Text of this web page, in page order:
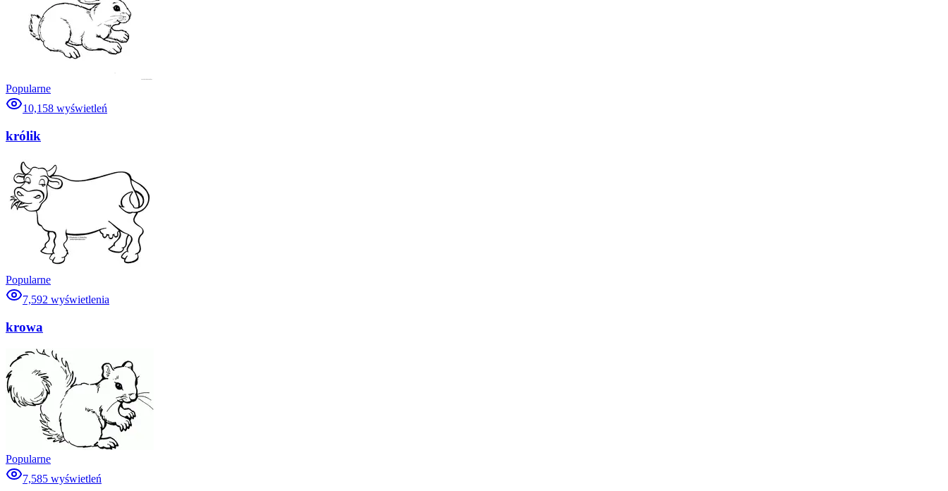
Popularne
10,158 wyświetleń
królik
Popularne
7,592 wyświetlenia
krowa
Popularne
7,585 wyświetleń